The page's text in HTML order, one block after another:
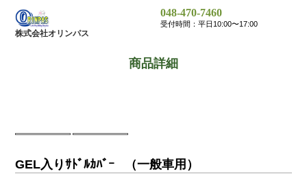
株式会社オリンパス
048-470-7460
受付時間：平日10:00〜17:00
商品詳細
GEL入りｻﾄﾞﾙｶﾊﾞｰ （一般車用）